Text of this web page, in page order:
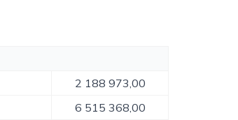
2 188 973,00
6 515 368,00